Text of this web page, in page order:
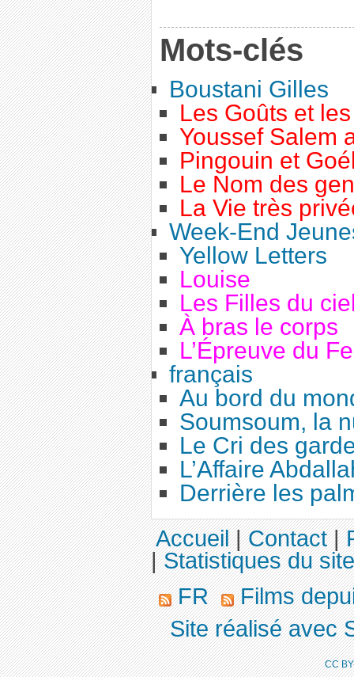
Mots-clés
Boustani Gilles
Les Goûts et
Youssef Salem
Pingouin et
Le Nom des
La Vie très
Week-End
Yellow Letters
Louise
Les Filles du
À bras le corps
L’Épreuve du
français
Au bord du
Soumsoum, la
Le Cri des
L’Affaire
Derrière les
Accueil|Contact|
|Statistiques du site
FR
Films
Site réalisé avec
CC